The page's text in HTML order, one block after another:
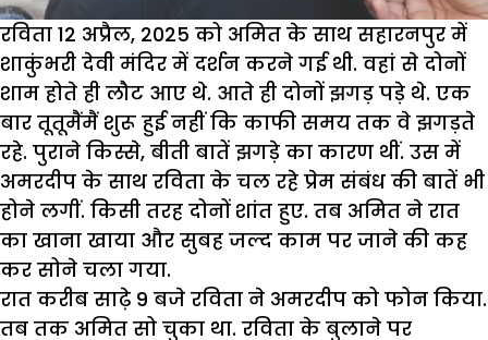
रविता 12 अप्रैल, 2025 को अमित के साथ सहारनपुर में
शाकुंभरी देवी मंदिर में दर्शन करने गई थी. वहां से दोनों
शाम होते ही लौट आए थे. आते ही दोनों झगड़ पड़े थे. एक
बार तूतूमैंमैं शुरू हुई नहीं कि काफी समय तक वे झगड़ते
रहे. पुराने किस्से, बीती बातें झगड़े का कारण थीं. उस में
अमरदीप के साथ रविता के चल रहे प्रेम संबंध की बातें भी
होने लगीं. किसी तरह दोनों शांत हुए. तब अमित ने रात
का खाना खाया और सुबह जल्द काम पर जाने की कह
कर सोने चला गया.
रात करीब साढ़े 9 बजे रविता ने अमरदीप को फोन किया.
तब तक अमित सो चुका था. रविता के बुलाने पर